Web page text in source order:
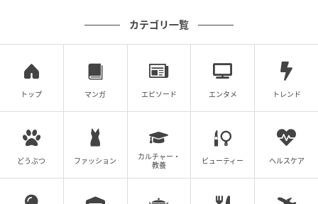
カテゴリ一覧
トップ マンガ エピソード エンタメ トレンド
どうぶつ ファッション
カルチャー・
教養
ビューティー ヘルスケア